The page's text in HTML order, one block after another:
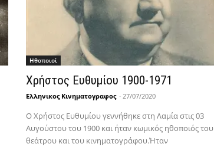
Hθοποιοί
Χρήστος Ευθυμίου 1900-1971
Ελληνικος Κινηματογραφος - 27/07/2020
Ο Χρήστος Ευθυμίου γεννήθηκε στη Λαμία στις 03
Αυγούστου του 1900 και ήταν κωμικός ηθοποιός του
θεάτρου και του κινηματογράφου.Ήταν